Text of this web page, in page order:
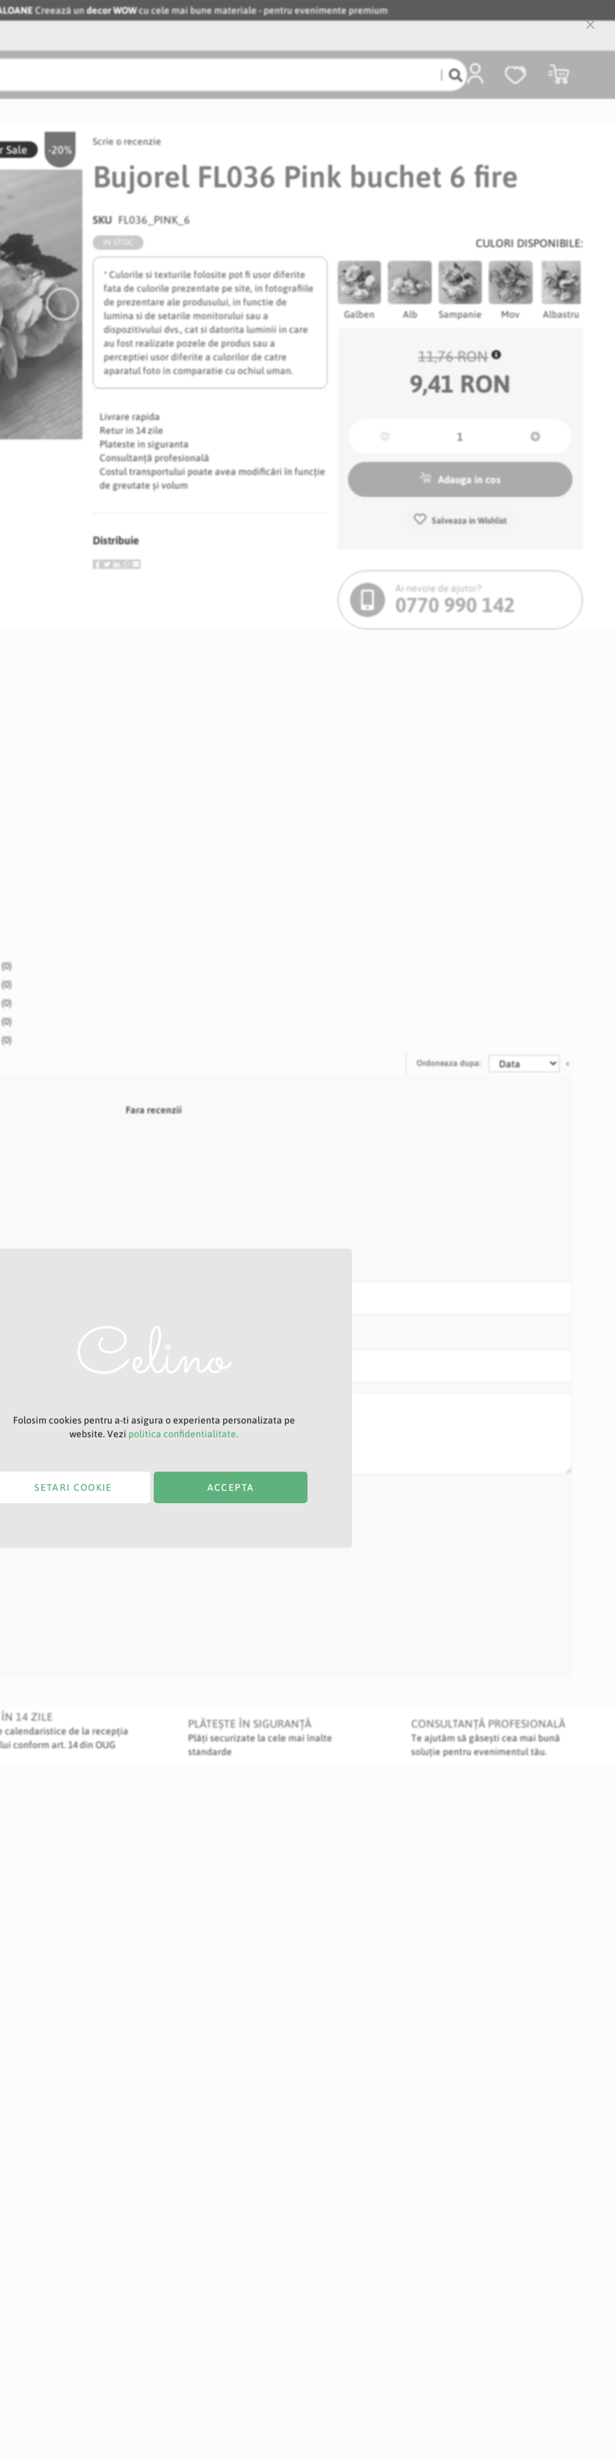
Creează undecor WOWcu cele mai bune materiale - pentru evenimente premium
Coșul meu
-20%
Sale
Scrie o recenzie
Bujorel FL036 Pink buchet 6 fire
SKU FL036_PINK_6
* Culorile si texturile folosite pot fi usor diferite
fata de culorile prezentate pe site, in fotografiile
de prezentare ale produsului, in functie de
lumina si de setarile monitorului sau a
dispozitivului dvs., cat si datorita luminii in care
au fost realizate pozele de produs sau a
perceptiei usor diferite a culorilor de catre
aparatul foto in comparatie cu ochiul uman.
Livrare rapida
Retur in 14 zile
Plateste in siguranta
Consultanță profesională
Costul transportului poate avea modificări în funcție
de greutate și volum
Distribuie
CULORI DISPONIBILE:
Galben Alb Sampanie Mov Albastru
11,76 RON
9,41 RON
Adauga in cos
Salveaza in Wishlist
Ai nevoie de ajutor?
0770 990 142
Ordoneaza dupa:
Fara recenzii
ÎN 14 ZILE
calendaristice de la recepția
conform art. 14 din OUG
PLĂTEȘTE ÎN SIGURANȚĂ
Plăți securizate la cele mai înalte
standarde
CONSULTANȚĂ PROFESIONALĂ
Te ajutăm să găsești cea mai bună
soluție pentru evenimentul tău.
Folosim cookies pentru a-ti asigura o experienta personalizata pe
website. Vezi politica confidentialitate.
ACCEPTA
SETARI COOKIE